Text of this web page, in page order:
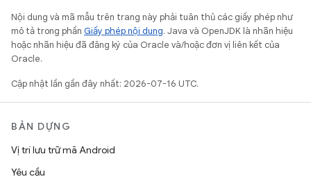
Nội dung và mã mẫu trên trang này phải tuân thủ các giấy phép như
mô tả trong phần Giấy phép nội dung. Java và OpenJDK là nhãn hiệu
hoặc nhãn hiệu đã đăng ký của Oracle và/hoặc đơn vị liên kết của
Oracle.
Cập nhật lần gần đây nhất: 2026-07-16 UTC.
BẢN DỰNG
Vị trí lưu trữ mã Android
Yêu cầu